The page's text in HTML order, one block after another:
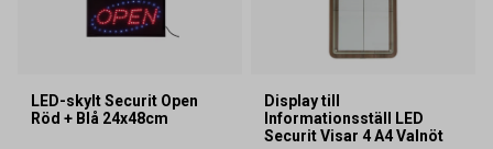
LED-skylt Securit Open
Röd + Blå 24x48cm
Display till
Informationsställ LED
Securit Visar 4 A4 Valnöt